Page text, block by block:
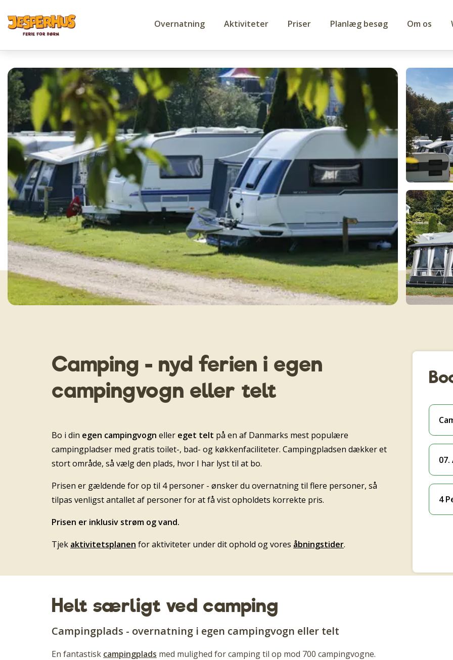
Overnatning Aktiviteter Priser Planlæg besøg Om os
Egen campingvogn eller telt
Camping - nyd ferien i egen
campingvogn eller telt
Bo i din egen campingvogn eller eget telt på en af Danmarks mest populære
campingpladser med gratis toilet-, bad- og køkkenfaciliteter. Campingpladsen dækker et
stort område, så vælg den plads, hvor I har lyst til at bo.
Prisen er gældende for op til 4 personer - ønsker du overnatning til flere personer, så
tilpas venligst antallet af personer for at få vist opholdets korrekte pris.
Prisen er inklusiv strøm og vand.
Tjek aktivitetsplanen for aktiviteter under dit ophold og vores åbningstider.
4
Helt særligt ved camping
Campingplads - overnatning i egen campingvogn eller telt
En fantastisk campingplads med mulighed for camping til op mod 700 campingvogne.